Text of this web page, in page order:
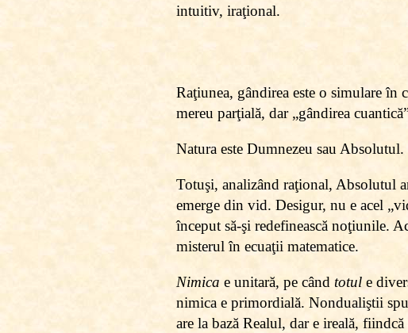
intuitiv, iraţional.
Raţiunea, gândirea este o simulare în
mereu parţială, dar „gândirea
Natura este Dumnezeu sau
Totuşi, analizând raţional, Absolutul
emerge din vid. Desigur, nu e acel
început să-şi redefinească noţiunile.
misterul în ecuaţii matematice.
Nimica e unitară, pe când totul e
nimica e primordială. Nondualiştii
are la bază Realul, dar e ireală,